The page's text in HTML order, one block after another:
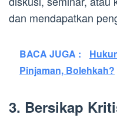
dan mendapatkan
BACA JUGA :
Pinjaman, Bolehkah?
3. Bersikap